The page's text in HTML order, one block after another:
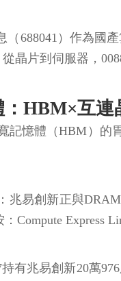
（688041）作為國
晶片到伺服器，
：HBM×互連
記憶體（HBM）的
兆易創新正與
Compute Express
有兆易創新20萬